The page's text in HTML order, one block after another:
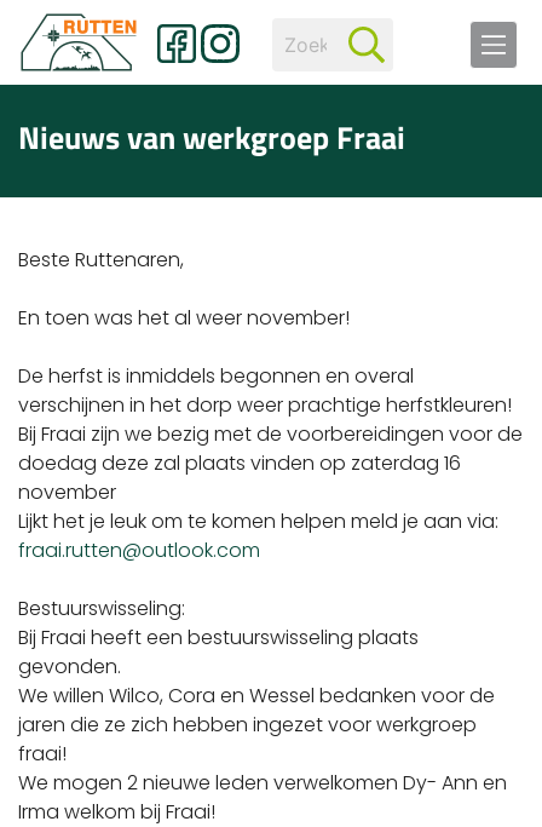
Nieuws van werkgroep Fraai
Beste Ruttenaren,
En toen was het al weer november!
De herfst is inmiddels begonnen en overal
verschijnen in het dorp weer prachtige herfstkleuren!
Bij Fraai zijn we bezig met de voorbereidingen voor de
doedag deze zal plaats vinden op zaterdag 16
november
Lijkt het je leuk om te komen helpen meld je aan via:
fraai.rutten@outlook.com
Bestuurswisseling:
Bij Fraai heeft een bestuurswisseling plaats
gevonden.
We willen Wilco, Cora en Wessel bedanken voor de
jaren die ze zich hebben ingezet voor werkgroep
fraai!
We mogen 2 nieuwe leden verwelkomen Dy- Ann en
Irma welkom bij Fraai!